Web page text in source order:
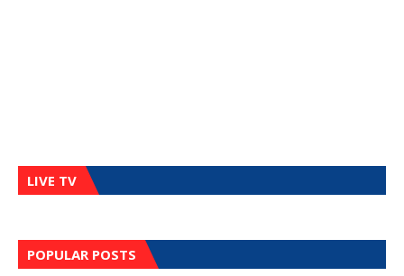
LIVE TV
POPULAR POSTS